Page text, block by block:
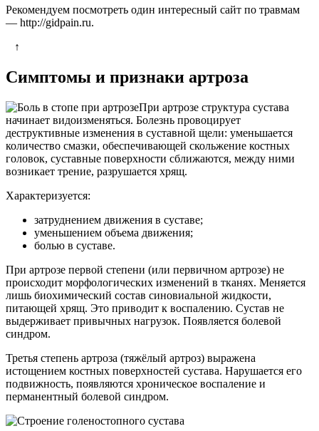
Рекомендуем посмотреть один интересный сайт по травмам
— http://gidpain.ru.
↑
Симптомы и признаки артроза
При артрозе структура сустава
начинает видоизменяться. Болезнь провоцирует
деструктивные изменения в суставной щели: уменьшается
количество смазки, обеспечивающей скольжение костных
головок, суставные поверхности сближаются, между ними
возникает трение, разрушается хрящ.
Характеризуется:
затруднением движения в суставе;
уменьшением объема движения;
болью в суставе.
При артрозе первой степени (или первичном артрозе) не
происходит морфологических изменений в тканях. Меняется
лишь биохимический состав синовиальной жидкости,
питающей хрящ. Это приводит к воспалению. Сустав не
выдерживает привычных нагрузок. Появляется болевой
синдром.
Третья степень артроза (тяжёлый артроз) выражена
истощением костных поверхностей сустава. Нарушается его
подвижность, появляются хроническое воспаление и
перманентный болевой синдром.